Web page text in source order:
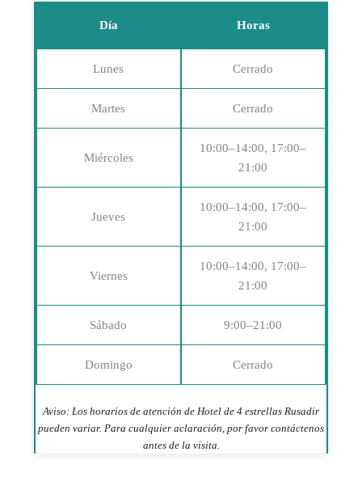
Día Horas
Lunes Cerrado
Martes Cerrado
Miércoles
10:00–14:00, 17:00–
21:00
Jueves
10:00–14:00, 17:00–
21:00
Viernes
10:00–14:00, 17:00–
21:00
Sábado 9:00–21:00
Domingo Cerrado
Aviso: Los horarios de atención de Hotel de 4 estrellas Rusadir
pueden variar. Para cualquier aclaración, por favor contáctenos
antes de la visita.